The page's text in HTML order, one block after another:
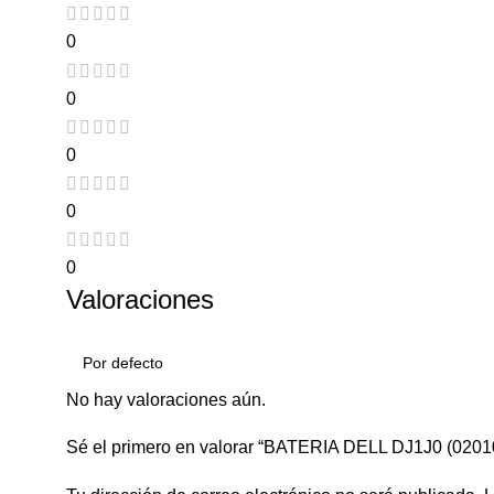
0
0
0
0
0
Valoraciones
No hay valoraciones aún.
Sé el primero en valorar “BATERIA DELL DJ1J0